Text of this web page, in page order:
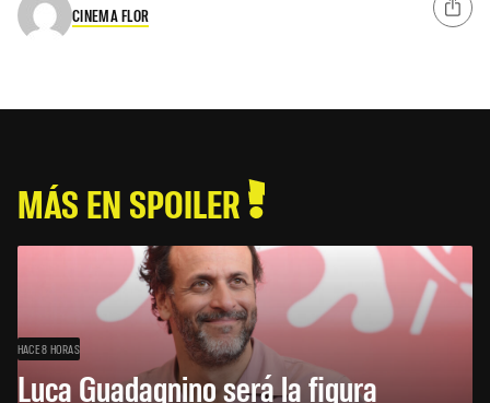
CINEMA FLOR
MÁS EN SPOILER
HACE 8 HORAS
Luca Guadagnino será la figura